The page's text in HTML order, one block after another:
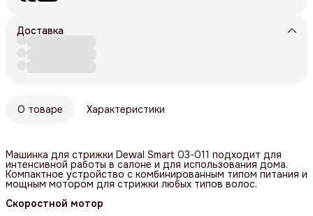
Доставка
О товаре Характеристики
Машинка для стрижки Dewal Smart 03-011 подходит для
интенсивной работы в салоне и для использования дома.
Компактное устройство с комбинированным типом питания и
мощным мотором для стрижки любых типов волос.
Скоростной мотор